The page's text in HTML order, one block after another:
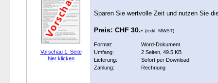
Vorschau 1. Seite
hier klicken
Sparen Sie wertvolle Zeit und nutzen Sie
Preis: CHF 30.- (exkl. MWST)
Format:
Word-Dokument
Umfang:
2 Seiten, 49.5 KB
Lieferung:
Sofort per Download
Zahlung:
Rechnung